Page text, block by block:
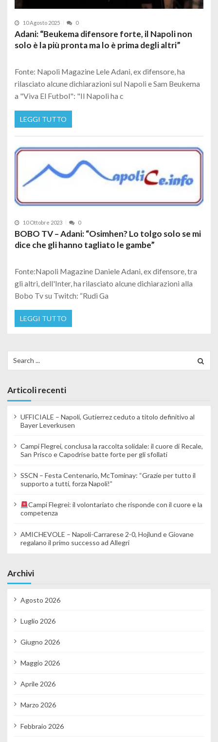
10 Agosto 2025 0
Adani: “Beukema difensore forte, il Napoli non
solo è la più pronta ma lo è prima degli altri”
Fonte: Napoli Magazine Lele Adani, ex difensore, ha
rilasciato alcune dichiarazioni sul Napoli e Sam Beukema
a "Viva El Futbol": "Il Napoli ha c
LEGGI TUTTO
10 Ottobre 2023 0
BOBO TV – Adani: “Osimhen? Lo tolgo solo se mi
dice che gli hanno tagliato le gambe”
Fonte:Napoli Magazine Daniele Adani, ex difensore, tra
gli altri, dell'Inter, ha rilasciato alcune dichiarazioni alla
Bobo Tv su Twitch: “Rudi Ga
LEGGI TUTTO
Articoli recenti
UFFICIALE – Napoli, Gutierrez ceduto a titolo definitivo al
Bayer Leverkusen
Campi Flegrei, conclusa la raccolta solidale: il cuore di Recale,
San Prisco e Capodrise batte forte per gli sfollati
SSCN – Festa Centenario, McTominay: “Grazie per tutto il
supporto a tutti, forza Napoli!”
Campi Flegrei: il volontariato che risponde con il cuore e la
competenza
AMICHEVOLE – Napoli-Carrarese 2-0, Hojlund e Giovane
regalano il primo successo ad Allegri
Archivi
Agosto 2026
Luglio 2026
Giugno 2026
Maggio 2026
Aprile 2026
Marzo 2026
Febbraio 2026